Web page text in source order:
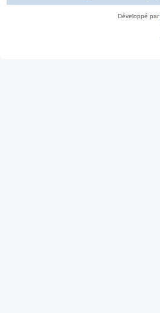
Développé par